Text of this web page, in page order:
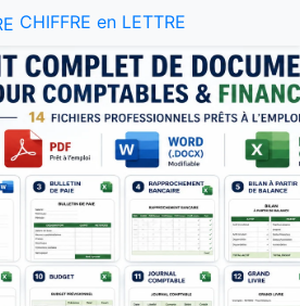
CHIFFRE en LETTRE